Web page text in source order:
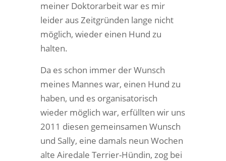
meiner Doktorarbeit war es mir
leider aus Zeitgründen lange nicht
möglich, wieder einen Hund zu
halten.
Da es schon immer der Wunsch
meines Mannes war, einen Hund zu
haben, und es organisatorisch
wieder möglich war, erfüllten wir uns
2011 diesen gemeinsamen Wunsch
und Sally, eine damals neun Wochen
alte Airedale Terrier-Hündin, zog bei